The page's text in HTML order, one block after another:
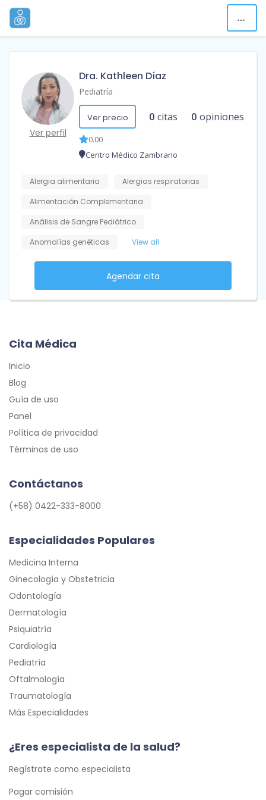
Ver perfil
Dra. Kathleen Díaz
Pediatría
Ver precio 0 citas 0 opiniones
0.00
Centro Médico Zambrano
Alergia alimentaria
Alergias respiratorias
Alimentación Complementaria
Análisis de Sangre Pediátrico
Anomalías genéticas
View all
Agendar cita
Cita Médica
Inicio
Blog
Guía de uso
Panel
Política de privacidad
Términos de uso
Contáctanos
(+58) 0422-333-8000
Especialidades Populares
Medicina Interna
Ginecología y Obstetricia
Odontología
Dermatología
Psiquiatría
Cardiología
Pediatría
Oftalmología
Traumatología
Más Especialidades
¿Eres especialista de la salud?
Regístrate como especialista
Pagar comisión